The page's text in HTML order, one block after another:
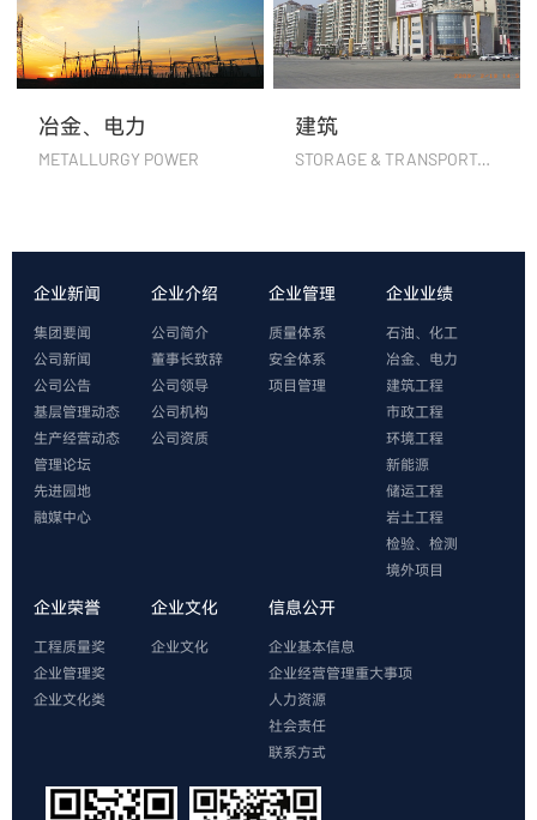
冶金、电力
METALLURGY POWER
建筑
STORAGE & TRANSPORTATION
企业新闻
集团要闻
公司新闻
公司公告
基层管理动态
生产经营动态
管理论坛
先进园地
融媒中心
企业介绍
公司简介
董事长致辞
公司领导
公司机构
公司资质
企业管理
质量体系
安全体系
项目管理
企业业绩
石油、化工
冶金、电力
建筑工程
市政工程
环境工程
新能源
储运工程
岩土工程
检验、检测
境外项目
企业荣誉
工程质量奖
企业管理奖
企业文化类
企业文化
企业文化
信息公开
企业基本信息
企业经营管理重大事项
人力资源
社会责任
联系方式